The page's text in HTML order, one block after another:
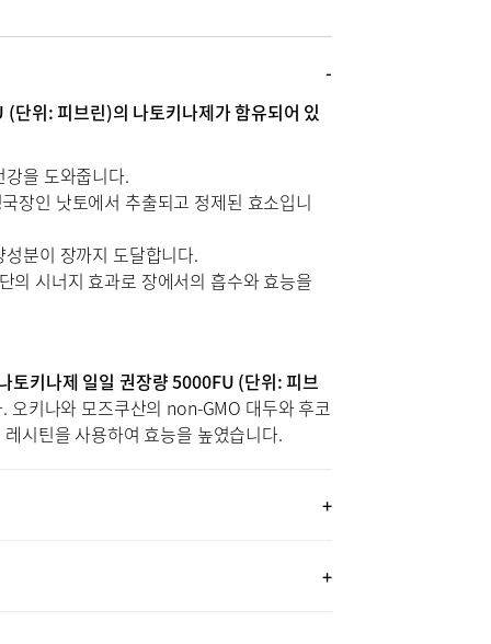
단위: 피브린)의 나토키나제가 함유되어 있
을 도와줍니다.
장인 낫토에서 추출되고 정제된 효소입니
분이 장까지 도달합니다.
의 시너지 효과로 장에서의 흡수와 효능을
토키나제 일일 권장량 5000FU (단위: 피브
오키나와 모즈쿠산의 non-GMO 대두와 후코
시틴을 사용하여 효능을 높였습니다.